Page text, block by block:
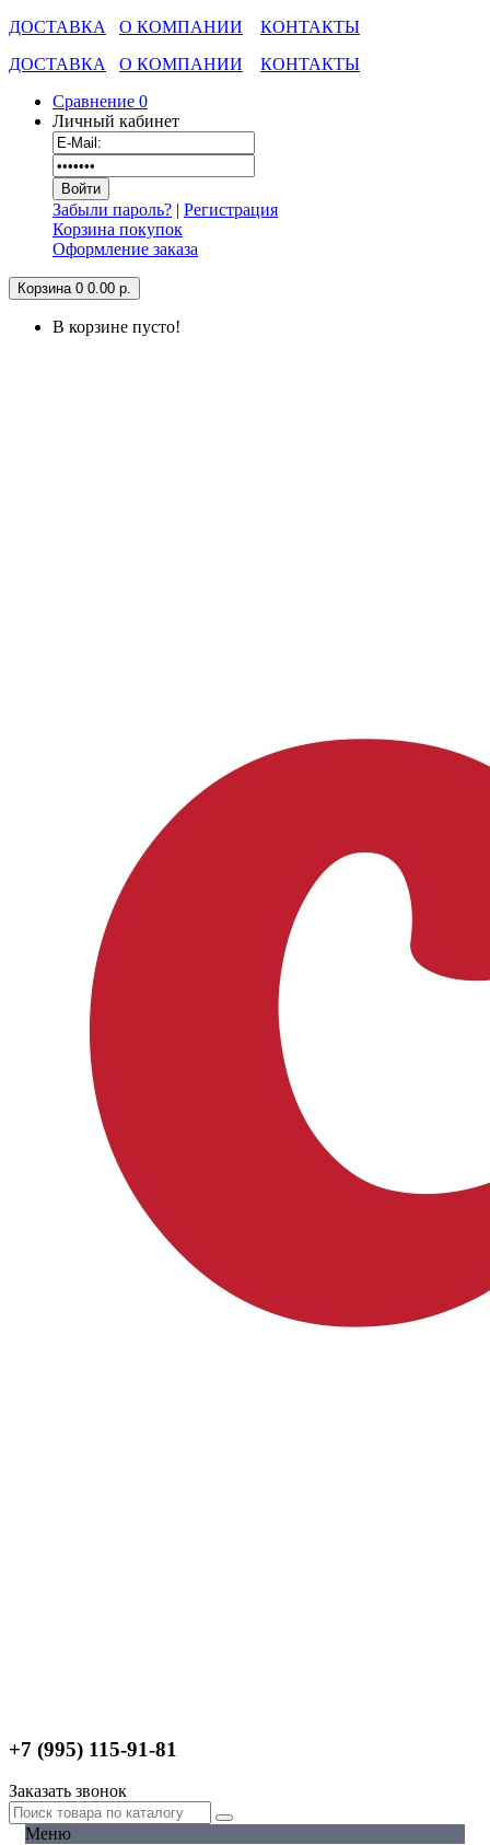
ДОСТАВКА О КОМПАНИИ
КОНТАКТЫ
ДОСТАВКА
О КОМПАНИИ
КОНТАКТЫ
Сравнение 0
Личный кабинет
Забыли пароль? | Регистрация
Корзина покупок
Оформление заказа
Корзина 0 0.00 р.
В корзине пусто!
+7 (995) 115-91-81
Заказать звонок
Меню